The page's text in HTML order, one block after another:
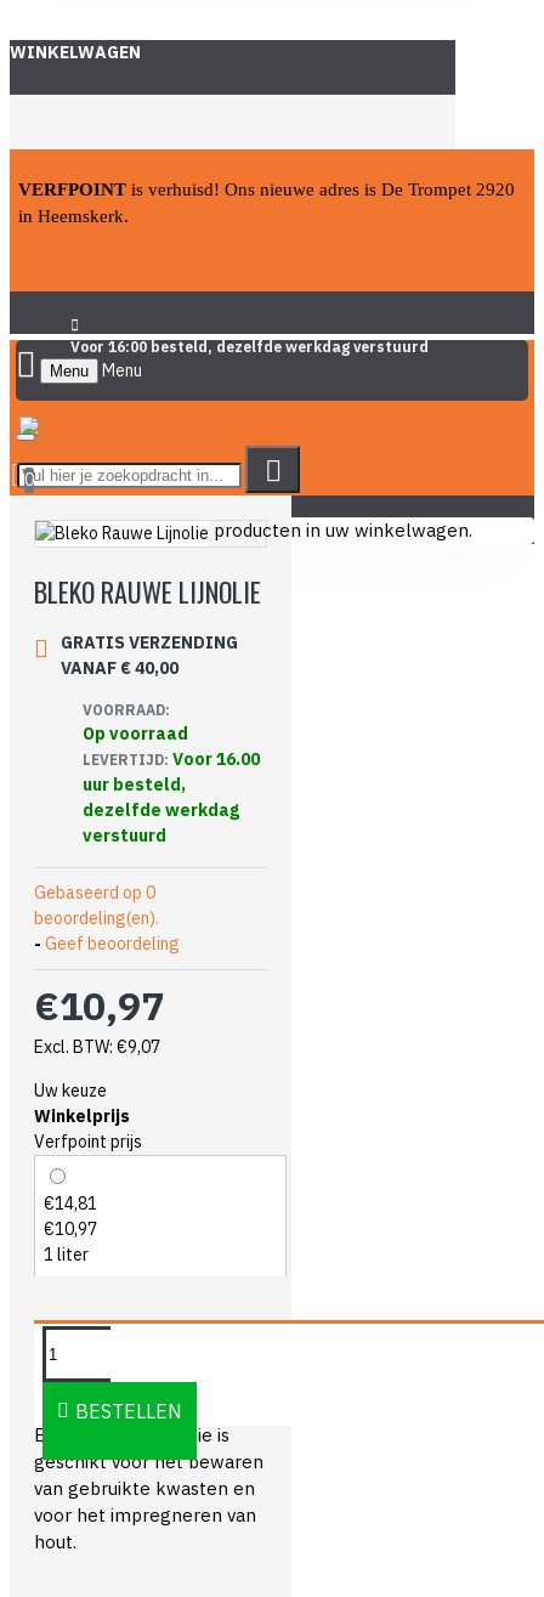
WINKELWAGEN
VERFPOINT is verhuisd! Ons nieuwe adres is De Trompet 2920
in Heemskerk.
Voor 16:00 besteld, dezelfde werkdag verstuurd
Menu
0
U heeft nog geen producten in uw winkelwagen.
BLEKO RAUWE LIJNOLIE
GRATIS VERZENDING
VANAF € 40,00
VOORRAAD:
Op voorraad
LEVERTIJD: Voor 16.00
uur besteld,
dezelfde werkdag
verstuurd
Gebaseerd op 0
beoordeling(en).
- Geef beoordeling
€10,97
Excl. BTW: €9,07
Uw keuze
Winkelprijs
Verfpoint prijs
€14,81
€10,97
1 liter
BESTELLEN
OMSCHRIJVING
Bleko Rauwe Lijnolie is
geschikt voor het bewaren
van gebruikte kwasten en
voor het impregneren van
hout.